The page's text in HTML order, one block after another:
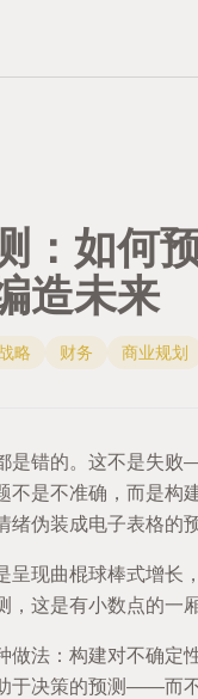
：如何
造未来
略 财务 商业规划
是错的。这不是失
不是不准确，而是构
绪伪装成电子表格的预
呈现曲棍球棒式增长
，这是有小数点的一厢
做法：构建对不确定
于决策的预测——而